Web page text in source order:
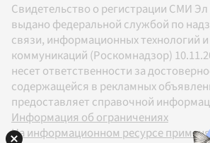
Свидетельство о регистрации СМИ
выдано федеральной службой по
связи, информационных технологий
коммуникаций (Роскомнадзор)
несет ответственности за
содержащейся в рекламных
предоставляет справочной
Информация об ограничениях
На информационном ресурсе